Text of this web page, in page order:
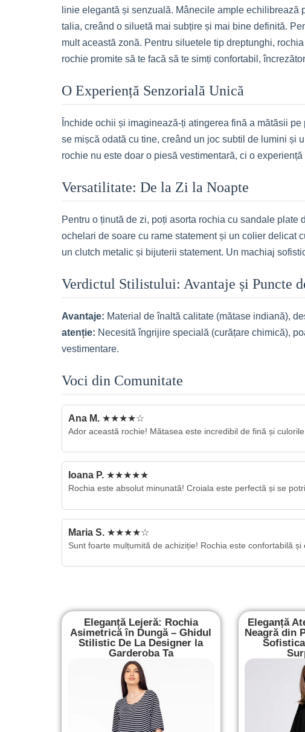
linie elegantă și senzuală. Mânecile ample
talia, creând o siluetă mai subțire și mai bine definită.
mult această zonă. Pentru siluetele tip dreptunghi,
rochie promite să te facă să te simți confortabil,
O Experiență Senzorială Unică
Închide ochii și imaginează-ți atingerea fină a mătăsii
se mișcă odată cu tine, creând un joc subtil de lumini și
rochie nu este doar o piesă vestimentară, ci o
Versatilitate: De la Zi la Noapte
Pentru o ținută de zi, poți asorta rochia cu sandale
ochelari de soare cu rame statement și un colier delicat
un clutch metalic și bijuterii statement. Un machiaj
Verdictul Stilistului: Avantaje și Puncte
Avantaje: Material de înaltă calitate (mătase indiană),
atenție: Necesită îngrijire specială (curățare chimică),
vestimentare.
Voci din Comunitate
Ana M. ★★★★☆
Ador această rochie! Mătasea este incredibil de fină și
Ioana P. ★★★★★
Rochia este absolut minunată! Croiala este perfectă și se
Maria S. ★★★★☆
Sunt foarte mulțumită de achiziție! Rochia este confortabilă
Eleganță Lejeră: Rochia
Asimetrică în Dungă – Ghidul
Stilistic De La Designer la
Garderoba Ta
Eleganță
Neagră din